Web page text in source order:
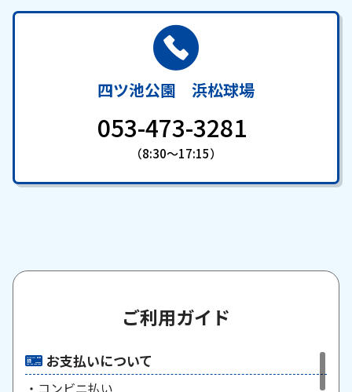
四ツ池公園 浜松球場
053-473-3281
（8:30～17:15）
ご利用ガイド
お支払いについて